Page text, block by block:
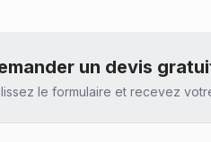
un devis
le formulaire et recevez